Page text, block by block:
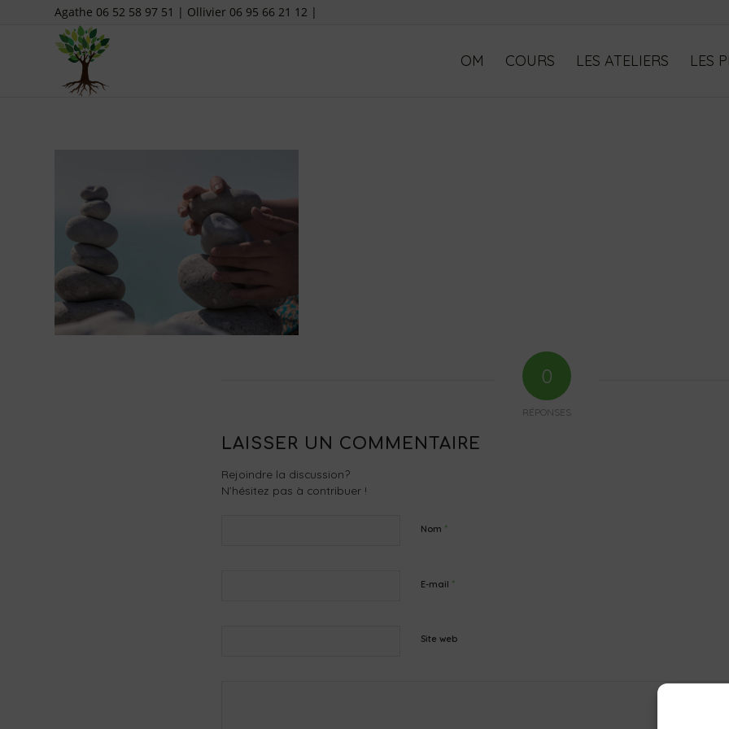
Agathe 06 52 58 97 51 | Ollivier 06 95 66 21 12 |
OM COURS LES ATELIERS LES
0
RÉPONSES
LAISSER UN COMMENTAIRE
Rejoindre la discussion?
N’hésitez pas à contribuer !
Nom *
E-mail *
Site web